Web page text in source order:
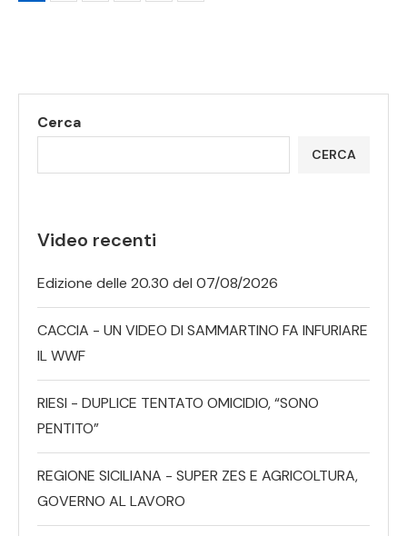
Cerca
CERCA
Video recenti
Edizione delle 20.30 del 07/08/2026
CACCIA - UN VIDEO DI SAMMARTINO FA INFURIARE
IL WWF
RIESI - DUPLICE TENTATO OMICIDIO, “SONO
PENTITO”
REGIONE SICILIANA - SUPER ZES E AGRICOLTURA,
GOVERNO AL LAVORO